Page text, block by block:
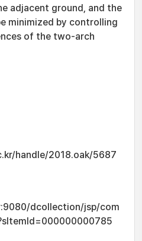
adjacent ground, and the
minimized by controlling
of the two-arch
handle/2018.oak/5687
dcollection/jsp/com